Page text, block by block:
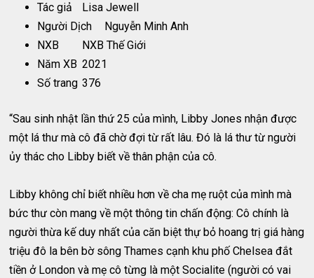
Tác giả
Lisa Jewell
Người Dịch
Nguyễn Minh Anh
NXB
NXB Thế Giới
Năm XB 2021
Số trang 376
“Sau sinh nhật lần thứ 25 của mình, Libby Jones nhận được
một lá thư mà cô đã chờ đợi từ rất lâu. Đó là lá thư từ người
ủy thác cho Libby biết về thân phận của cô.
Libby không chỉ biết nhiều hơn về cha mẹ ruột của mình mà
bức thư còn mang về một thông tin chấn động: Cô chính là
người thừa kế duy nhất của căn biệt thự bỏ hoang trị giá hàng
triệu đô la bên bờ sông Thames cạnh khu phố Chelsea đắt
tiền ở London và mẹ cô từng là một Socialite (người có vai